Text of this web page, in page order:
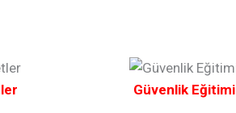
Güvenlik Eğitimi